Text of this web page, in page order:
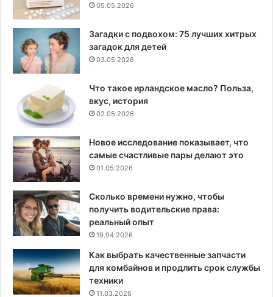
05.05.2026
Загадки с подвохом: 75 лучших хитрых
загадок для детей
03.05.2026
Что такое ирландское масло? Польза,
вкус, история
02.05.2026
Новое исследование показывает, что
самые счастливые пары делают это
01.05.2026
Сколько времени нужно, чтобы
получить водительские права:
реальный опыт
19.04.2026
Как выбрать качественные запчасти
для комбайнов и продлить срок службы
техники
11.03.2026